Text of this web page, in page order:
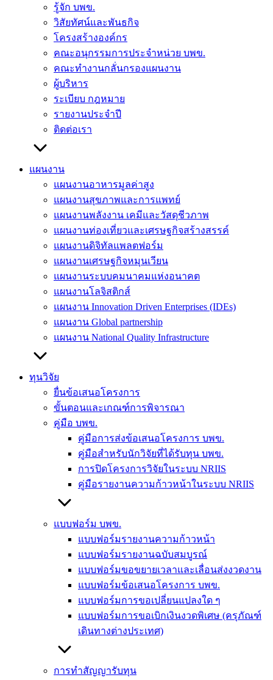
รู้จัก บพข.
วิสัยทัศน์และพันธกิจ
โครงสร้างองค์กร
คณะอนุกรรมการประจำหน่วย บพข.
คณะทำงานกลั่นกรองแผนงาน
ผู้บริหาร
ระเบียบ กฎหมาย
รายงานประจำปี
ติดต่อเรา
แผนงาน
แผนงานอาหารมูลค่าสูง
แผนงานสุขภาพและการแพทย์
แผนงานพลังงาน เคมีและวัสดุชีวภาพ
แผนงานท่องเที่ยวและเศรษฐกิจสร้างสรรค์
แผนงานดิจิทัลแพลตฟอร์ม
แผนงานเศรษฐกิจหมุนเวียน
แผนงานระบบคมนาคมแห่งอนาคต
แผนงานโลจิสติกส์
แผนงาน Innovation Driven Enterprises (IDEs)
แผนงาน Global partnership
แผนงาน National Quality Infrastructure
ทุนวิจัย
ยื่นข้อเสนอโครงการ
ขั้นตอนและเกณฑ์การพิจารณา
คู่มือ บพข.
คู่มือการส่งข้อเสนอโครงการ บพข.
คู่มือสำหรับนักวิจัยที่ได้รับทุน บพข.
การปิดโครงการวิจัยในระบบ NRIIS
คู่มือรายงานความก้าวหน้าในระบบ NRIIS
แบบฟอร์ม บพข.
แบบฟอร์มรายงานความก้าวหน้า
แบบฟอร์มรายงานฉบับสมบูรณ์
แบบฟอร์มขอขยายเวลาและเลื่อนส่งงวดงาน
แบบฟอร์มข้อเสนอโครงการ บพข.
แบบฟอร์มการขอเปลี่ยนแปลงใด ๆ
แบบฟอร์มการขอเบิกเงินงวดพิเศษ (ครุภัณฑ์
เดินทางต่างประเทศ)
การทำสัญญารับทุน